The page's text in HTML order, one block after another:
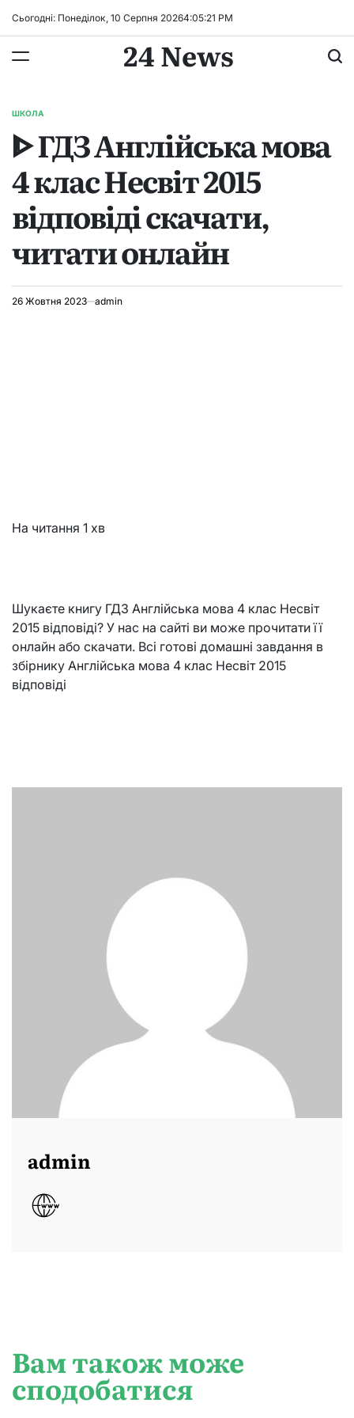
Сьогодні: Понеділок, 10 Серпня 20264:05:22 PM
24 News
ОПУБЛІКУВАТИ
ШКОЛА
ᐈ ГДЗ Англійська мова
4 клас Несвіт 2015
відповіді скачати,
читати онлайн
26 Жовтня 2023 admin
На читання 1 хв
Шукаєте книгу ГДЗ Англійська мова 4 клас Несвіт
2015 відповіді? У нас на сайті ви може прочитати її
онлайн або скачати. Всі готові домашні завдання в
збірнику Англійська мова 4 клас Несвіт 2015
відповіді
admin
Вам також може
сподобатися